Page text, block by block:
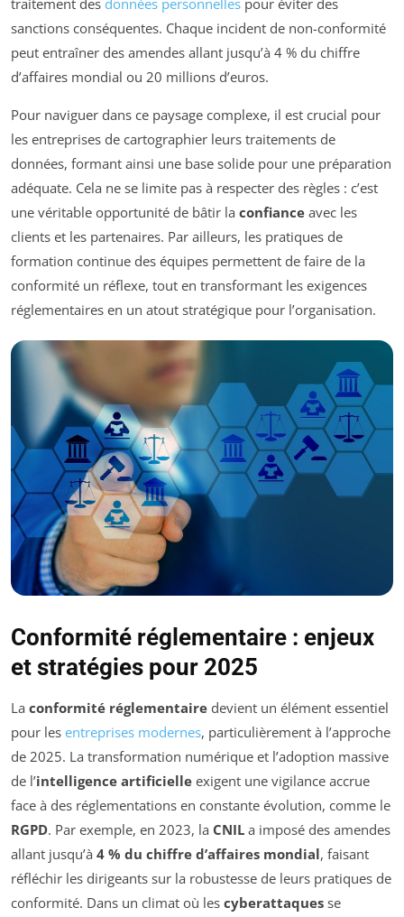
traitement des données personnelles pour éviter des
sanctions conséquentes. Chaque incident de non-conformité
peut entraîner des amendes allant jusqu’à 4 % du chiffre
d’affaires mondial ou 20 millions d’euros.
Pour naviguer dans ce paysage complexe, il est crucial pour
les entreprises de cartographier leurs traitements de
données, formant ainsi une base solide pour une préparation
adéquate. Cela ne se limite pas à respecter des règles : c’est
une véritable opportunité de bâtir la confiance avec les
clients et les partenaires. Par ailleurs, les pratiques de
formation continue des équipes permettent de faire de la
conformité un réflexe, tout en transformant les exigences
réglementaires en un atout stratégique pour l’organisation.
Conformité réglementaire : enjeux
et stratégies pour 2025
La conformité réglementaire devient un élément essentiel
pour les entreprises modernes, particulièrement à l’approche
de 2025. La transformation numérique et l’adoption massive
de l’intelligence artificielle exigent une vigilance accrue
face à des réglementations en constante évolution, comme le
RGPD. Par exemple, en 2023, la CNIL a imposé des amendes
allant jusqu’à 4 % du chiffre d’affaires mondial, faisant
réfléchir les dirigeants sur la robustesse de leurs pratiques de
conformité. Dans un climat où les cyberattaques se